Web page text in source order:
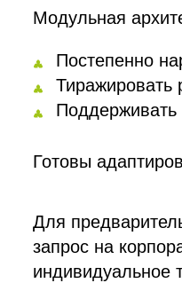
Модульная
Постепенно
Тиражировать
Поддерживать
Готовы
Для
запрос на
индивидуальное